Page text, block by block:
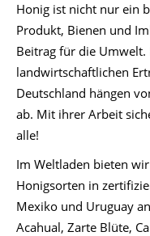
Honig ist nicht nur ein
Produkt, Bienen und
Beitrag für die Umwelt.
landwirtschaftlichen
Deutschland hängen
ab. Mit ihrer Arbeit
alle!
Im Weltladen bieten
Honigsorten in
Mexiko und Uruguay
Acahual, Zarte Blüte,